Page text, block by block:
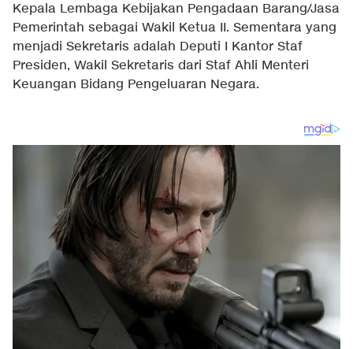
Kepala Lembaga Kebijakan Pengadaan Barang/Jasa
Pemerintah sebagai Wakil Ketua II. Sementara yang
menjadi Sekretaris adalah Deputi I Kantor Staf
Presiden, Wakil Sekretaris dari Staf Ahli Menteri
Keuangan Bidang Pengeluaran Negara.